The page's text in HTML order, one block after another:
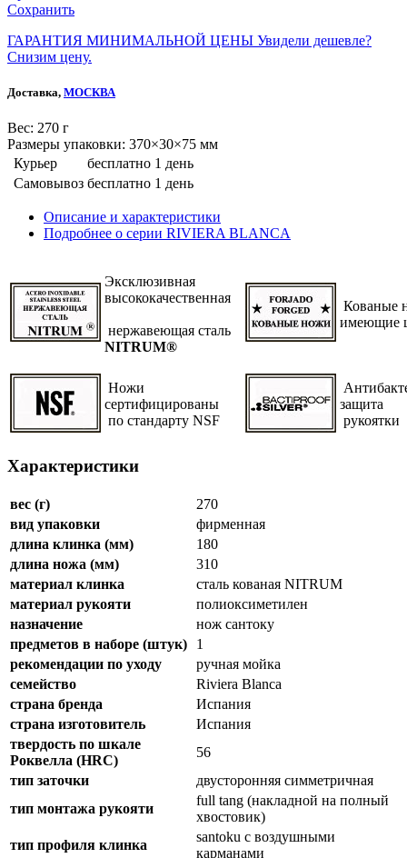
Сохранить
ГАРАНТИЯ МИНИМАЛЬНОЙ ЦЕНЫ Увидели дешевле?
Снизим цену.
Доставка, МОСКВА
Веc: 270 г
Размеры упаковки: 370×30×75 мм
Курьер
бесплатно 1 день
Самовывоз бесплатно 1 день
Описание и характеристики
Подробнее о серии RIVIERA BLANCA
Эксклюзивная
высококачественная
нержавеющая сталь
NITRUM®
Кованые
имеющие
Ножи
сертифицированы
по стандарту NSF
защита
рукоятки
Характеристики
вес (г)
270
вид упаковки
фирменная
длина клинка (мм)
180
длина ножа (мм)
310
материал клинка
сталь кованая NITRUM
материал рукояти
полиоксиметилен
назначение
нож сантоку
предметов в наборе (штук)
1
рекомендации по уходу
ручная мойка
семейство
Riviera Blanca
страна бренда
Испания
страна изготовитель
Испания
твердость по шкале
Роквелла (HRC)
56
тип заточки
двусторонняя симметричная
тип монтажа рукояти
full tang (накладной на полный
хвостовик)
тип профиля клинка
santoku с воздушными
карманами